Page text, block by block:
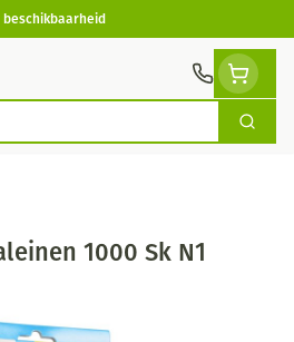
Zoek
1000 Sk N1